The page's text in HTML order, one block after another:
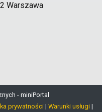
Warszawa
- miniPortal
prywatności | Warunki usługi |